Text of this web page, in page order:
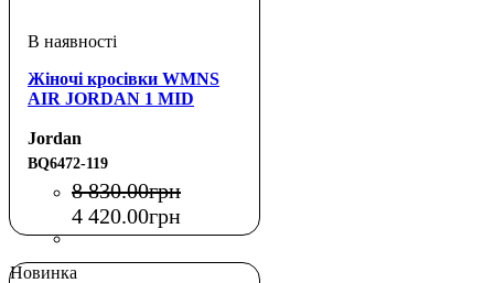
Жіночі кросівки WMNS
AIR JORDAN 1 MID
Jordan
BQ6472-119
8 830.00грн
4 420.00грн
Новинка